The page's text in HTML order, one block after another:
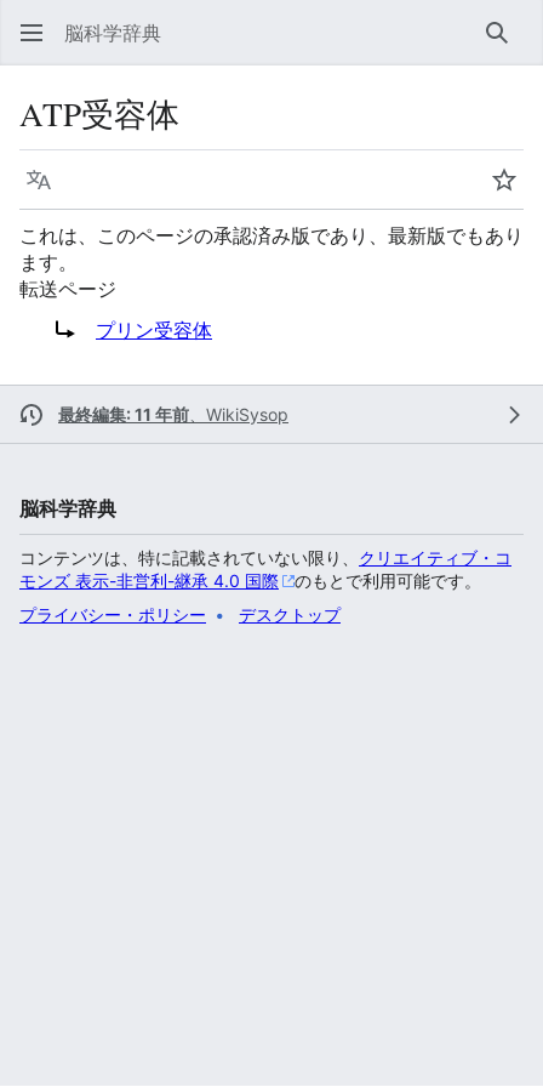
脳科学辞典 検索
ATP受容体
言語
ウ
これは、このページの承認済み版であり、最新版でもあり
ます。
転送ページ
転送先:
プリン受容体
最終編集: 11 年前 WikiSysop
脳科学辞典
コンテンツは、特に記載されていない限り、 クリエイティブ・コ
モンズ 表示-非営利-継承 4.0 国際
のもとで利用可能です。
プライバシー・ポリシー
デスクトップ